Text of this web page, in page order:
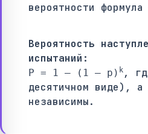
вероятности
Вероятность
испытаний:
P = 1 – (1 – p) k ,
десятичном виде), а
независимы.